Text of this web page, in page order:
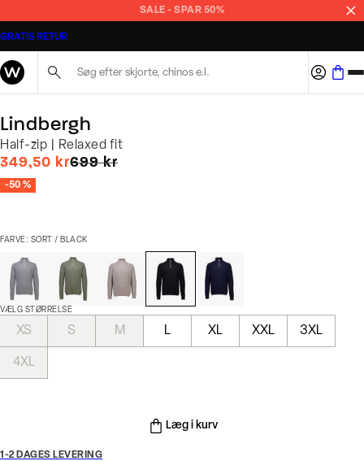
SALE - SPAR 50%
GRATIS RETUR
Lindbergh
Half-zip | Relaxed fit
349,50 krI alt (uden rabat)
699 kr
-50 %
FARVE: SORT / BLACK
VÆLG STØRRELSE
XS S M L XL XXL 3XL
4XL
Læg i kurv
1-2 DAGES LEVERING